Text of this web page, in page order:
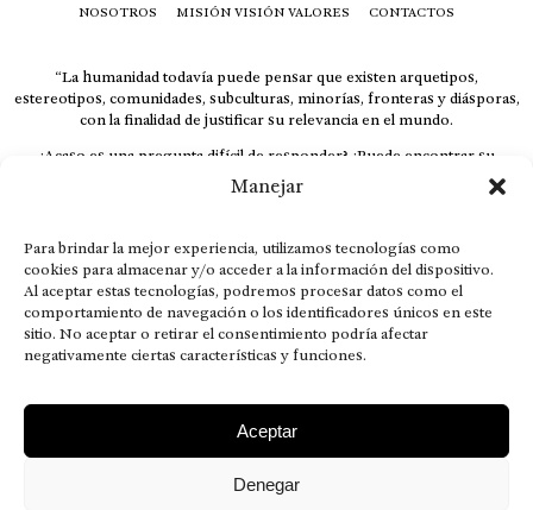
Manejar
Para brindar la mejor experiencia, utilizamos tecnologías como
cookies para almacenar y/o acceder a la información del dispositivo.
Al aceptar estas tecnologías, podremos procesar datos como el
comportamiento de navegación o los identificadores únicos en este
sitio. No aceptar o retirar el consentimiento podría afectar
negativamente ciertas características y funciones.
Aceptar
Denegar
NOSOTROS MISIÓN VISIÓN VALORES CONTACTOS
“La humanidad todavía puede pensar que existen arquetipos,
estereotipos, comunidades, subculturas, minorías, fronteras y diásporas,
con la finalidad de justificar su relevancia en el mundo.
¿Acaso es una pregunta difícil de responder? ¿Puede encontrar su
respuesta al instante, otorgando al receptor cuestionado espacio y
velocidad suficiente para responder correctamente? De no ser así, el que
El concepto de familia no está limitado exclusivamente a la sangre; seres
que surgen en nuestro diario vivir suelen pesar más que los
emparentados. Más bien, el apego de estas dos versiones de seres
queridos mueve ideales provenientes de sus vivencias.
This is for nuestra gente.” – HRSuriel